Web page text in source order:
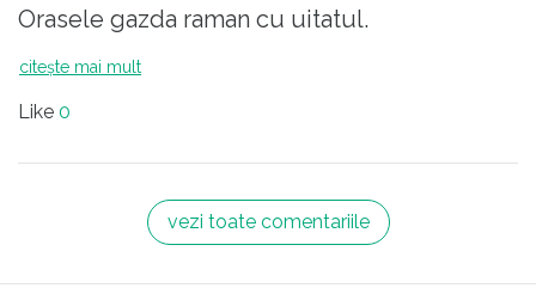
Orasele gazda raman cu uitatul.
citește mai mult
Like 0
vezi toate comentariile